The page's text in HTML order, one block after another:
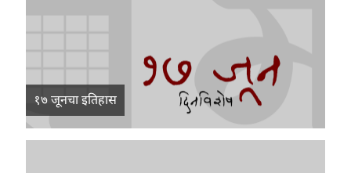
१७ जूनचा इतिहास